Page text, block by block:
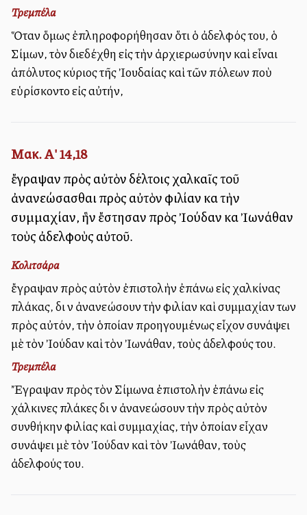
Τρεμπέλα
Ὅταν ὅμως ἐπληροφορήθησαν ὅτι ὁ ἀδελφός του, ὁ
Σίμων, τὸν διεδέχθη εἰς τὴν ἀρχιερωσύνην καὶ εἶναι
ἀπόλυτος κύριος τῆς Ἰουδαίας καὶ τῶν πόλεων ποὺ
εὑρίσκοντο εἰς αὐτήν,
Μακ. Α' 14,18
ἔγραψαν πρὸς αὐτὸν δέλτοις χαλκαῖς τοῦ
ἀνανεώσασθαι πρὸς αὐτὸν φιλίαν καὶ τὴν
συμμαχίαν, ἣν ἔστησαν πρὸς Ἰούδαν καὶ Ἰωνάθαν
τοὺς ἀδελφοὺς αὐτοῦ.
Κολιτσάρα
ἔγραψαν πρὸς αὐτὸν ἐπιστολὴν ἐπάνω εἰς χαλκίνας
πλάκας, διὰ νὰ ἀνανεώσουν τὴν φιλίαν καὶ συμμαχίαν των
πρὸς αὐτόν, τὴν ὁποίαν προηγουμένως εἶχον συνάψει
μὲ τὸν Ἰούδαν καὶ τὸν Ἰωνάθαν, τοὺς ἀδελφούς του.
Τρεμπέλα
Ἔγραψαν πρὸς τὸν Σίμωνα ἐπιστολὴν ἐπάνω εἰς
χάλκινες πλάκες διὰ νὰ ἀνανεώσουν τὴν πρὸς αὐτὸν
συνθήκην φιλίας καὶ συμμαχίας, τὴν ὁποίαν εἶχαν
συνάψει μὲ τὸν Ἰούδαν καὶ τὸν Ἰωνάθαν, τοὺς
ἀδελφούς του.